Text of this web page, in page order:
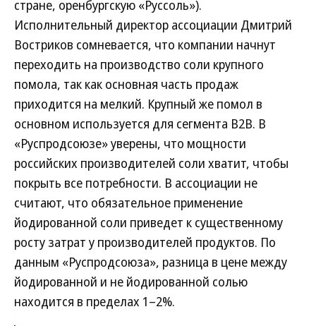
стране, оренбургскую «Руссоль»).
Исполнительный директор ассоциации Дмитрий
Востриков сомневается, что компании начнут
переходить на производство соли крупного
помола, так как основная часть продаж
приходится на мелкий. Крупный же помол в
основном используется для сегмента B2B. В
«Руспродсоюзе» уверены, что мощности
российских производителей соли хватит, чтобы
покрыть все потребности. В ассоциации не
считают, что обязательное применение
йодированной соли приведет к существенному
росту затрат у производителей продуктов. По
данным «Руспродсоюза», разница в цене между
йодированной и не йодированной солью
находится в пределах 1–2%.